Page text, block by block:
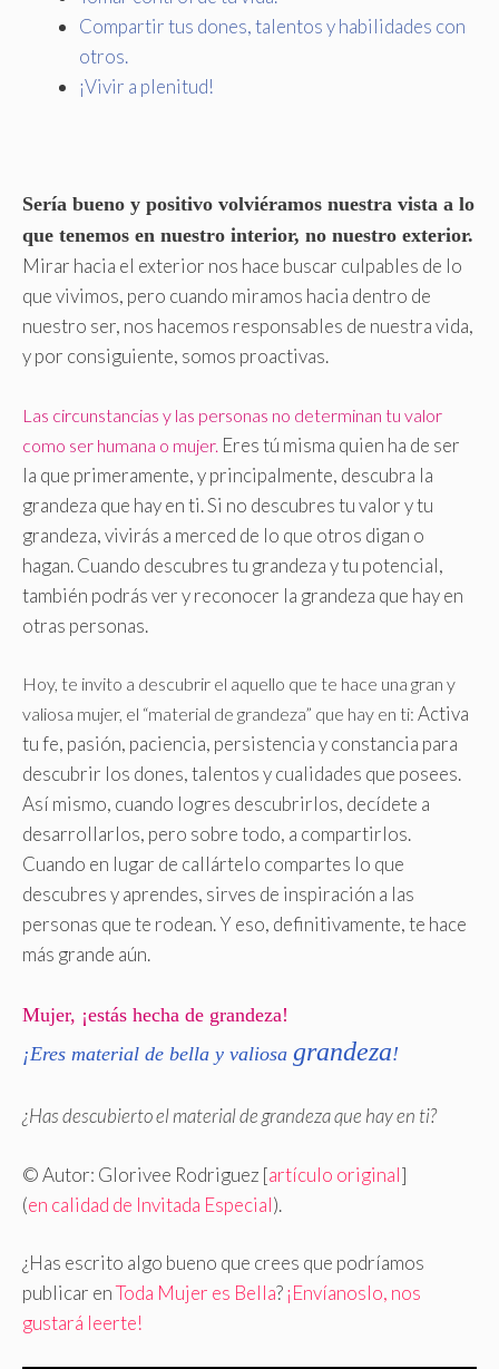
Compartir tus dones, talentos y habilidades con
otros.
¡Vivir a plenitud!
Sería bueno y positivo volviéramos nuestra vista a lo
que tenemos en nuestro interior, no nuestro exterior.
Mirar hacia el exterior nos hace buscar culpables de lo
que vivimos, pero cuando miramos hacia dentro de
nuestro ser, nos hacemos responsables de nuestra vida,
y por consiguiente, somos proactivas.
Las circunstancias y las personas no determinan tu valor
como ser humana o mujer. Eres tú misma quien ha de ser
la que primeramente, y principalmente, descubra la
grandeza que hay en ti. Si no descubres tu valor y tu
grandeza, vivirás a merced de lo que otros digan o
hagan. Cuando descubres tu grandeza y tu potencial,
también podrás ver y reconocer la grandeza que hay en
otras personas.
Hoy, te invito a descubrir el aquello que te hace una gran y
valiosa mujer, el “material de grandeza” que hay en ti: Activa
tu fe, pasión, paciencia, persistencia y constancia para
descubrir los dones, talentos y cualidades que posees.
Así mismo, cuando logres descubrirlos, decídete a
desarrollarlos, pero sobre todo, a compartirlos.
Cuando en lugar de callártelo compartes lo que
descubres y aprendes, sirves de inspiración a las
personas que te rodean. Y eso, definitivamente, te hace
más grande aún.
Mujer, ¡estás hecha de grandeza!
¡Eres material de bella y valiosa grandeza!
¿Has descubierto el material de grandeza que hay en ti?
© Autor: Glorivee Rodriguez [artículo original]
(en calidad de Invitada Especial).
¿Has escrito algo bueno que crees que podríamos
publicar enToda Mujer es Bella?¡Envíanoslo, nos
gustará leerte!